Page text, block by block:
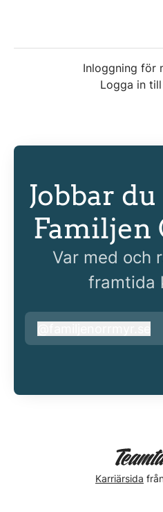
Inloggning för
Logga in
Jobbar
Familjen
Var med och
framtida
familjenorrmyr.se
Karriärsida